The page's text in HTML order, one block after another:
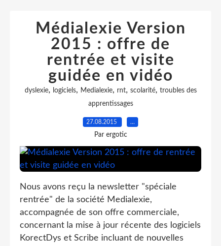
Médialexie Version
2015 : offre de
rentrée et visite
guidée en vidéo
dyslexie, logiciels, Medialexie, rnt, scolarité, troubles des
apprentissages
27.08.2015 …
Par ergotic
Nous avons reçu la newsletter "spéciale
rentrée" de la société Medialexie,
accompagnée de son offre commerciale,
concernant la mise à jour récente des logiciels
KorectDys et Scribe incluant de nouvelles